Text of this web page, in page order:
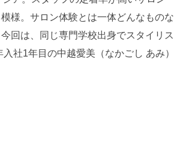
様。サロン体験とは一体どんなものな
は、同じ専門学校出身でスタイリス
社1年目の中越愛美（なかごし あみ）